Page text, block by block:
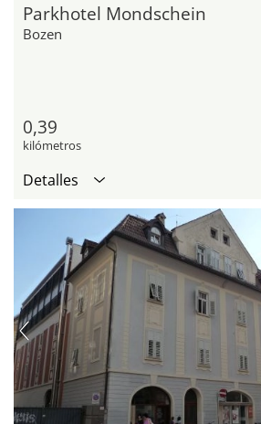
Parkhotel Mondschein
Bozen
0,39
kilómetros
Detalles